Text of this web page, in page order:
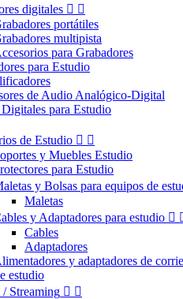
digitales  
portátiles
multipista
para Grabadores
para Estudio
de Audio Analógico-Digital
para Estudio
de Estudio  
y Muebles Estudio
para Estudio
y Bolsas para equipos de
Maletas
y Adaptadores para estudio 
Cables
Adaptadores
y adaptadores de
estudio
/ Streaming  